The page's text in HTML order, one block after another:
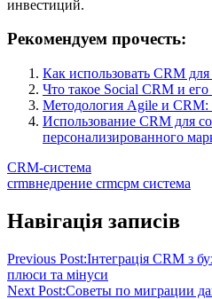
инвестиций.
Рекомендуем прочесть:
Как использовать CRM
Что такое Social CRM и
Методология Agile и CRM:
Использование CRM для
персонализированного
CRM-система
crmвнедрение crmсрм система
Навігація записів
Previous Post:Інтеграція CRM з
плюси та мінуси
Next Post:Советы по миграции